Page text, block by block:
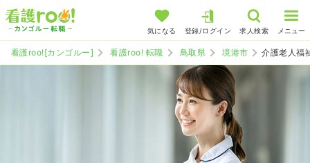
気になる 登録/ログイン 求人検索 メニュー
看護roo![カンゴルー] 看護roo! 転職 鳥取県 境港市 介護老人福